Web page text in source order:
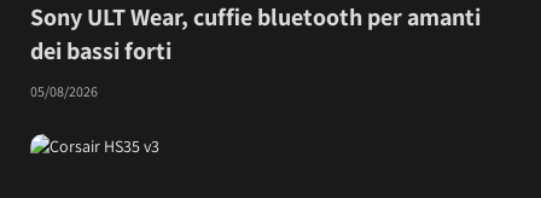
Sony ULT Wear, cuffie bluetooth per amanti
dei bassi forti
05/08/2026